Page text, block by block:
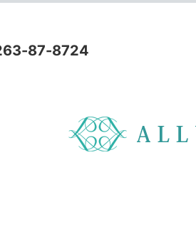
87-8724